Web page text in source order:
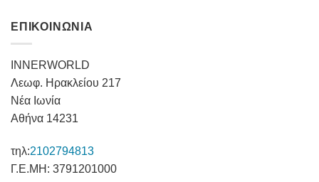
ΕΠΙΚΟΙΝΩΝΙΑ
INNERWORLD
Λεωφ. Ηρακλείου 217
Νέα Ιωνία
Αθήνα 14231
τηλ:2102794813
Γ.Ε.ΜΗ: 3791201000